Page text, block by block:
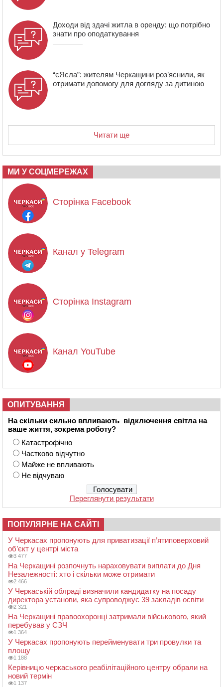
Доходи від здачі житла в оренду: що потрібно
знати про оподаткування
“єЯсла”: жителям Черкащини роз’яснили, як
отримати допомогу для догляду за дитиною
Читати ще
МИ У СОЦМЕРЕЖАХ
Сторінка Facebook
Канал у Telegram
Сторінка Instagram
Канал YouTube
ОПИТУВАННЯ
На скільки сильно впливають відключення світла на
ваше життя, зокрема роботу?
Катастрофічно
Частково відчутно
Майже не впливають
Не відчуваю
Переглянути результати
ПОПУЛЯРНЕ НА САЙТІ
У Черкасах пропонують для приватизації п’ятиповерховий
об’єкт у центрі міста
3 477
На Черкащині розпочнуть нараховувати виплати до Дня
Незалежності: хто і скільки може отримати
2 466
У Черкаській облраді визначили кандидатку на посаду
директора установи, яка супроводжує 39 закладів освіти
2 321
На Черкащині правоохоронці затримали військового, який
перебував у СЗЧ
1 364
У Черкасах пропонують перейменувати три провулки та
площу
1 188
Керівницю черкаського реабілітаційного центру обрали на
новий термін
1 137